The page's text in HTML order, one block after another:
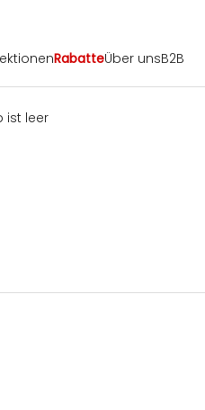
RabatteÜber unsB2B
ist leer